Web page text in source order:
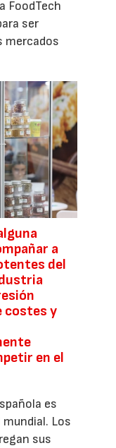
FoodTech
ser
mercados
a
del
costes y
en el
es
Los
sus